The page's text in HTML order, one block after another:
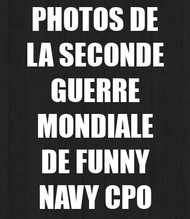
PHOTOS DE
LA SECONDE
GUERRE
MONDIALE
DE FUNNY
NAVY CPO